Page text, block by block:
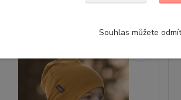
Souhlas můžete